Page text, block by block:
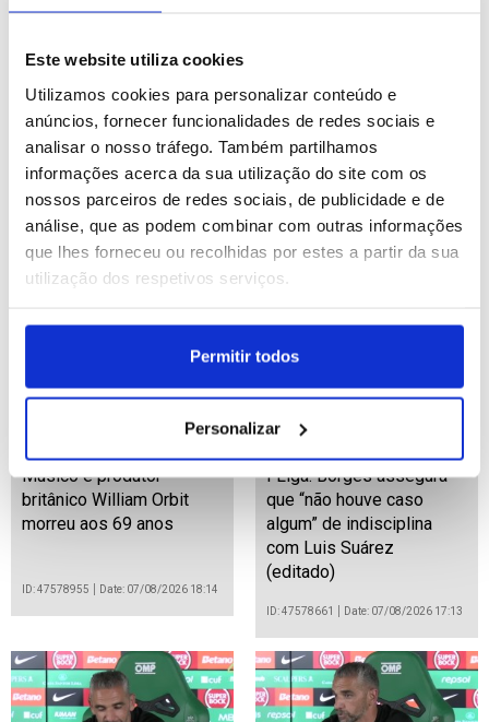
Este website utiliza cookies
Utilizamos cookies para personalizar conteúdo e
anúncios, fornecer funcionalidades de redes sociais e
analisar o nosso tráfego. Também partilhamos
informações acerca da sua utilização do site com os
nossos parceiros de redes sociais, de publicidade e de
análise, que as podem combinar com outras informações
que lhes forneceu ou recolhidas por estes a partir da sua
utilização dos respetivos serviços.
Permitir todos
Personalizar
Vítmas de 'nudes' criadas
com IA obrigadas a mudar
de escola para escapar
ao 'bullying' (editado)
ID: 47578656
Tribunal suspende
construção de salão de
baile de Trump e exige
aprovação do Congresso
ID: 47579253 Date: 07/08/2026 19:23
Músico e produtor
britânico William Orbit
morreu aos 69 anos
ID: 47578955 Date: 07/08/2026 18:14
I Liga: Borges assegura
que “não houve caso
algum” de indisciplina
com Luis Suárez
(editado)
ID: 47578661 Date: 07/08/2026 17:13